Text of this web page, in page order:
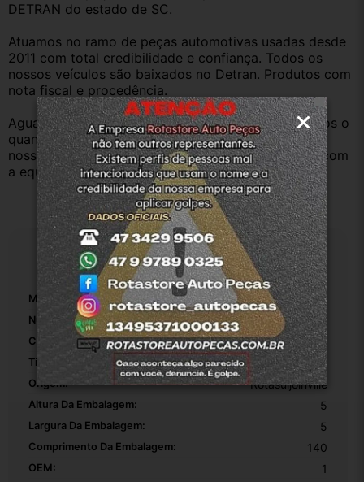
DETRAN do estado de SC.
Atuamos no ramo de peças automotivas usadas desde
2011 com total credibilidade e confiança. Todos os
nossos veículos são baixados no Detran. Produtos com
nota fiscal e procedência.
Aguardamos sua pergunta ou compra e atenderemos o
quanto antes. Aceitamos retirada dos produtos em
nossa loja física também, basta entrar em contato com
a equipe Rotasul e tiramos suas dúvidas.
Especificações
Marca: Volkswagen
Número De Peça: 2Q0713266S
Comprimento Do Cabo Seletor De Marcha: 140
Tipo De Veículo: Carro/Caminhonete
Origem: Rotasuljoinville
Altura Da Embalagem: 5
Largura Da Embalagem: 5
Comprimento Da Embalagem: 140
OEM: 1